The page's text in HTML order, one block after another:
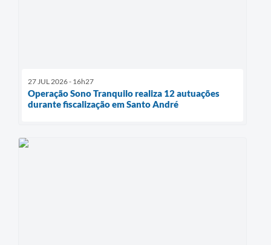
27 JUL 2026 - 16h27
Operação Sono Tranquilo realiza 12 autuações
durante fiscalização em Santo André